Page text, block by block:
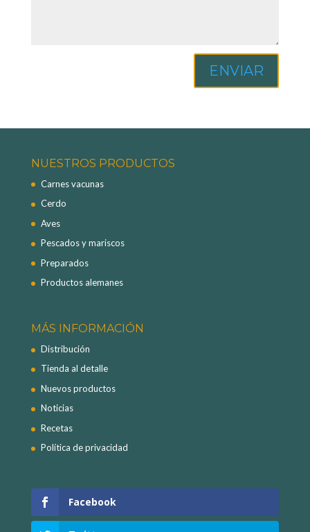
ENVIAR
NUESTROS PRODUCTOS
Carnes vacunas
Cerdo
Aves
Pescados y mariscos
Preparados
Productos alemanes
MÁS INFORMACIÓN
Distribución
Tienda al detalle
Nuevos productos
Noticias
Recetas
Política de privacidad
Facebook